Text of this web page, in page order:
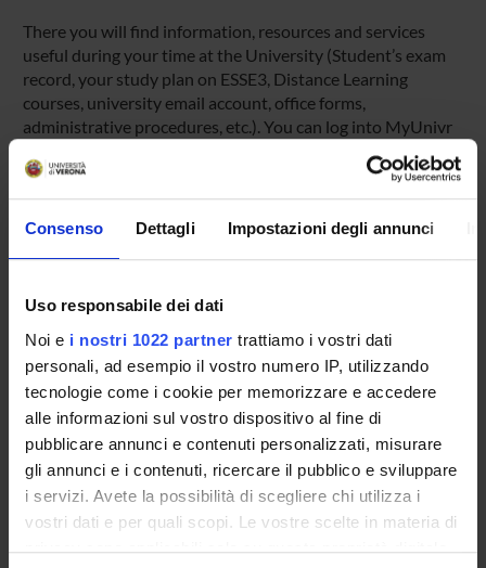
Consenso Dettagli Impostazioni degli annunci
Uso responsabile dei dati
Noi e i nostri 1022 partner trattiamo i vostri dati
personali, ad esempio il vostro numero IP, utilizzando
tecnologie come i cookie per memorizzare e accedere
alle informazioni sul vostro dispositivo al fine di
pubblicare annunci e contenuti personalizzati, misurare
gli annunci e i contenuti, ricercare il pubblico e sviluppare
i servizi. Avete la possibilità di scegliere chi utilizza i
vostri dati e per quali scopi. Le vostre scelte in materia di
privacy sono applicabili solo su questa proprietà digitale
There you will find information, resources and services
useful during your time at the University (Student’s exam
record, your study plan on ESSE3, Distance Learning
courses, university email account, office forms,
administrative procedures, etc.). You can log into MyUnivr
with your GIA login details: only in this way will you be able
to receive notification of all the notices from your teachers
and your secretariat via email and also via the Univr app.
MYUNIVR
Enrolment Policy
Courses
Academic Calendar
Lesson timetable
Degree Programme
Exam calendar
Notices